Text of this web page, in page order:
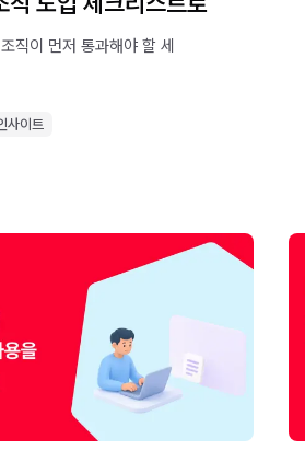
직이 먼저 통과해야 할 세
사이트